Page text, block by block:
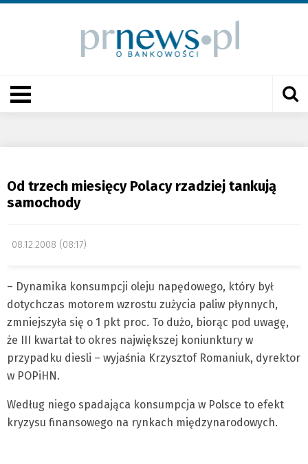
Od trzech miesięcy Polacy rzadziej tankują
samochody
08.12.2008 (08:17)
– Dynamika konsumpcji oleju napędowego, który był
dotychczas motorem wzrostu zużycia paliw płynnych,
zmniejszyła się o 1 pkt proc. To dużo, biorąc pod uwagę,
że III kwartał to okres największej koniunktury w
przypadku diesli – wyjaśnia Krzysztof Romaniuk, dyrektor
w POPiHN.
Według niego spadająca konsumpcja w Polsce to efekt
kryzysu finansowego na rynkach międzynarodowych.